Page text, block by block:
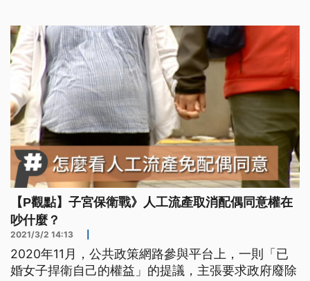
【P觀點】子宮保衛戰》人工流產取消配偶同意權在
吵什麼？
2021/3/2 14:13
2020年11月，公共政策網路參與平台上，一則「已
婚女子捍衛自己的權益」的提議，主張要求政府廢除